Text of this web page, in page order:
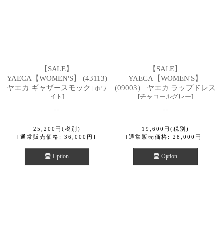
【SALE】
YAECA【WOMEN'S】 (43113)
ヤエカ ギャザースモック [ホワ
イト ]
25,200 円 (税別)
[通常販売価格 : 36,000 円 ]
Option
【SALE】
YAECA【WOMEN'S】
(09003） ヤエカ ラップドレス
[チャコールグレー]
19,600 円 (税別)
[通常販売価格 : 28,000 円 ]
Option